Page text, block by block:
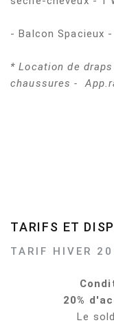
- Balcon Spacieux
* Location de
chaussures -
TARIFS ET
TARIF HIVER
20%
Le